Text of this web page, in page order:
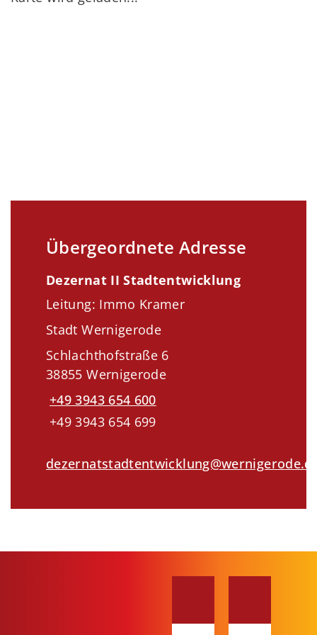
Übergeordnete Adresse
Dezernat II Stadtentwicklung
Leitung: Immo Kramer
Stadt Wernigerode
Schlachthofstraße 6
38855 Wernigerode
+49 3943 654 600
+49 3943 654 699